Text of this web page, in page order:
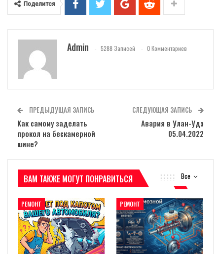
Поделится
Admin 5288 Записей 0 Комментариев
ПРЕДЫДУЩАЯ ЗАПИСЬ
Как самому заделать
прокол на бескамерной
шине?
СЛЕДУЮЩАЯ ЗАПИСЬ
Авария в Улан-Удэ
05.04.2022
Все
ВАМ ТАКЖЕ МОГУТ ПОНРАВИТЬСЯ
РЕМОНТ РЕМОНТ